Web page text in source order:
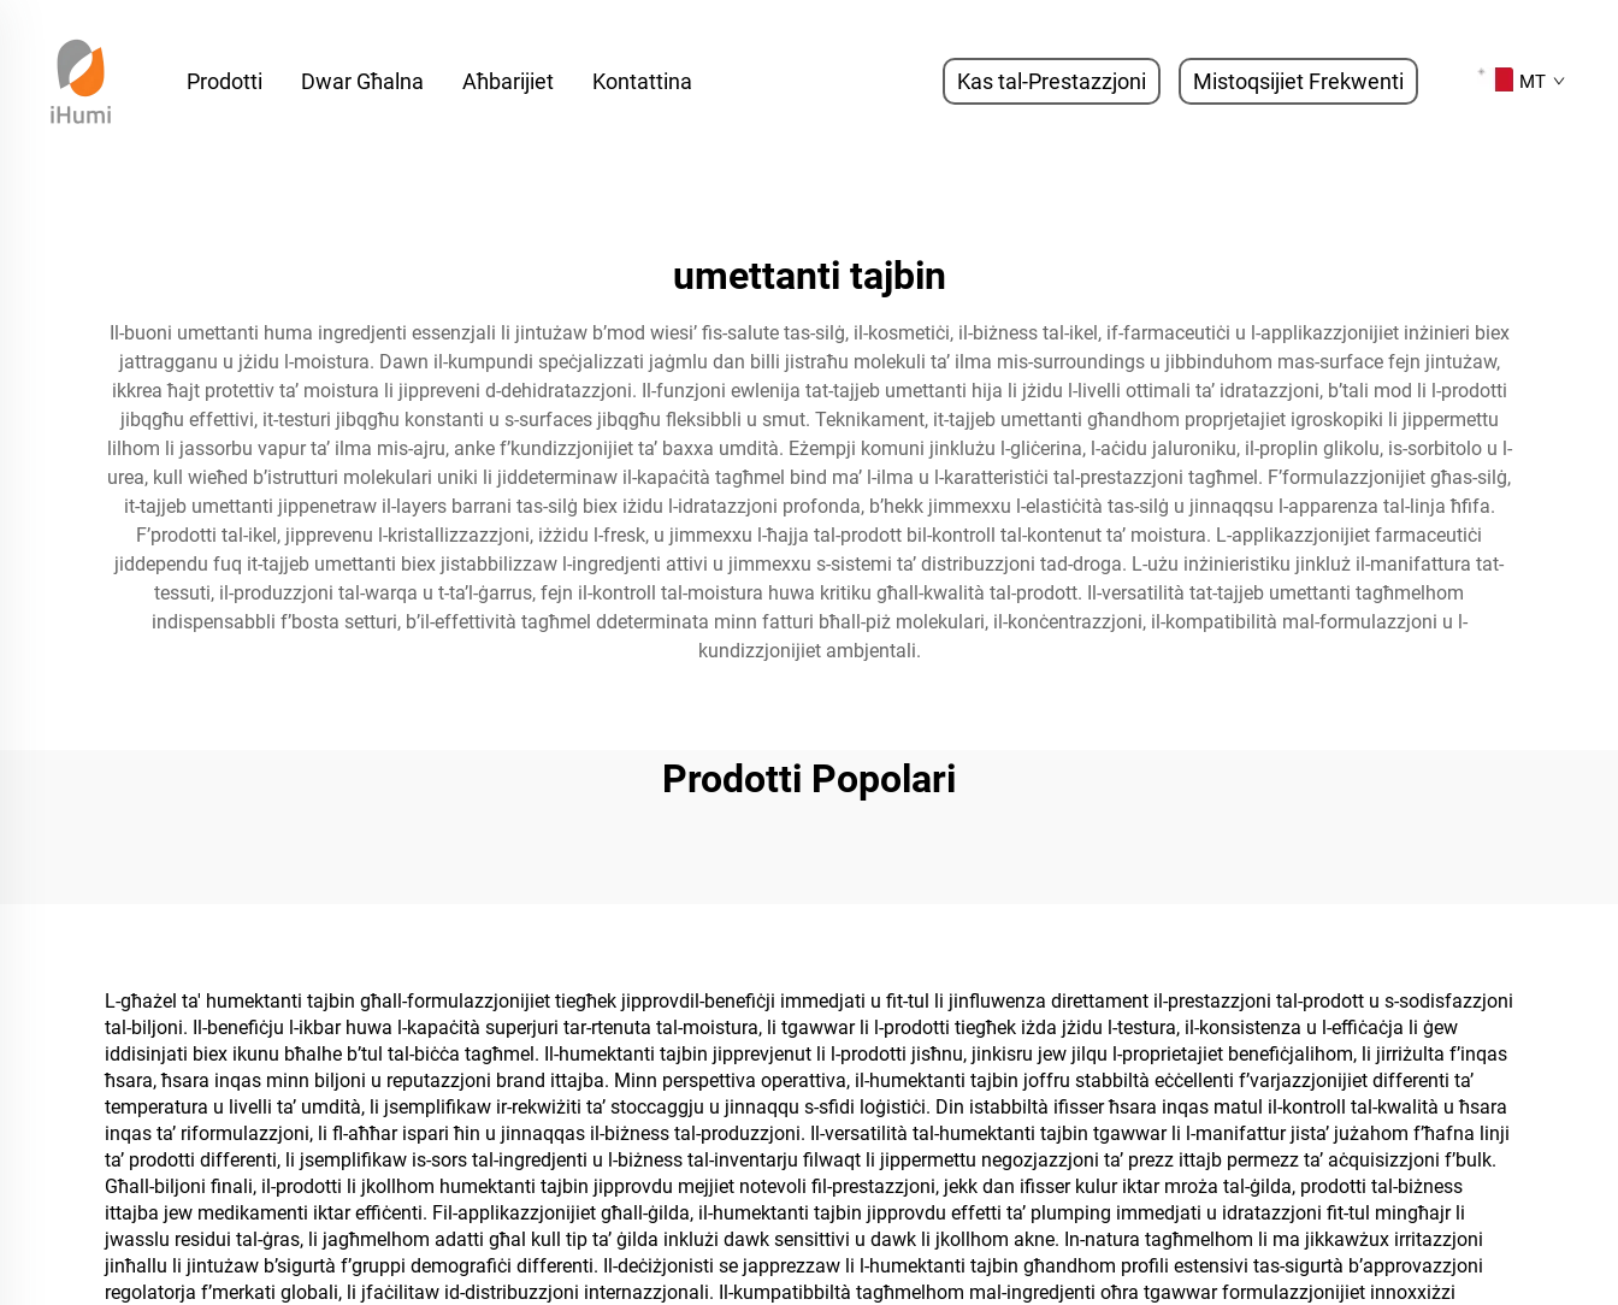
Prodotti Dwar Għalna Aħbarijiet Kontattina Kas tal-Prestazzjoni Mistoqsijiet Frekwenti MT
umettanti tajbin
Il-buoni umettanti huma ingredjenti essenzjali li jintużaw b’mod wiesi’ fis-salute tas-silġ, il-kosmetiċi, il-biżness tal-ikel, if-farmaceutiċi u l-applikazzjonijiet inżinieri biex
jattragganu u jżidu l-moistura. Dawn il-kumpundi speċjalizzati jaġmlu dan billi jistraħu molekuli ta’ ilma mis-surroundings u jibbinduhom mas-surface fejn jintużaw,
ikkrea ħajt protettiv ta’ moistura li jippreveni d-dehidratazzjoni. Il-funzjoni ewlenija tat-tajjeb umettanti hija li jżidu l-livelli ottimali ta’ idratazzjoni, b’tali mod li l-prodotti
jibqgħu effettivi, it-testuri jibqgħu konstanti u s-surfaces jibqgħu fleksibbli u smut. Teknikament, it-tajjeb umettanti għandhom proprjetajiet igroskopiki li jippermettu
lilhom li jassorbu vapur ta’ ilma mis-ajru, anke f’kundizzjonijiet ta’ baxxa umdità. Eżempji komuni jinklużu l-gliċerina, l-aċidu jaluroniku, il-proplin glikolu, is-sorbitolo u l-
urea, kull wieħed b’istrutturi molekulari uniki li jiddeterminaw il-kapaċità tagħmel bind ma’ l-ilma u l-karatteristiċi tal-prestazzjoni tagħmel. F’formulazzjonijiet għas-silġ,
it-tajjeb umettanti jippenetraw il-layers barrani tas-silġ biex iżidu l-idratazzjoni profonda, b’hekk jimmexxu l-elastiċità tas-silġ u jinnaqqsu l-apparenza tal-linja ħfifa.
F’prodotti tal-ikel, jipprevenu l-kristallizzazzjoni, iżżidu l-fresk, u jimmexxu l-ħajja tal-prodott bil-kontroll tal-kontenut ta’ moistura. L-applikazzjonijiet farmaceutiċi
jiddependu fuq it-tajjeb umettanti biex jistabbilizzaw l-ingredjenti attivi u jimmexxu s-sistemi ta’ distribuzzjoni tad-droga. L-użu inżinieristiku jinkluż il-manifattura tat-
tessuti, il-produzzjoni tal-warqa u t-ta’l-ġarrus, fejn il-kontroll tal-moistura huwa kritiku għall-kwalità tal-prodott. Il-versatilità tat-tajjeb umettanti tagħmelhom
indispensabbli f’bosta setturi, b’il-effettività tagħmel ddeterminata minn fatturi bħall-piż molekulari, il-konċentrazzjoni, il-kompatibilità mal-formulazzjoni u l-
kundizzjonijiet ambjentali.
Prodotti Popolari
L-għażel ta' humektanti tajbin għall-formulazzjonijiet tiegħek jipprovdil-benefiċji immedjati u fit-tul li jinfluwenza direttament il-prestazzjoni tal-prodott u s-sodisfazzjoni
tal-biljoni. Il-benefiċju l-ikbar huwa l-kapaċità superjuri tar-rtenuta tal-moistura, li tgawwar li l-prodotti tiegħek iżda jżidu l-testura, il-konsistenza u l-effiċaċja li ġew
iddisinjati biex ikunu bħalhe b’tul tal-biċċa tagħmel. Il-humektanti tajbin jipprevjenut li l-prodotti jisħnu, jinkisru jew jilqu l-proprietajiet benefiċjalihom, li jirriżulta f’inqas
ħsara, ħsara inqas minn biljoni u reputazzjoni brand ittajba. Minn perspettiva operattiva, il-humektanti tajbin joffru stabbiltà eċċellenti f’varjazzjonijiet differenti ta’
temperatura u livelli ta’ umdità, li jsemplifikaw ir-rekwiżiti ta’ stoccaggju u jinnaqqu s-sfidi loġistiċi. Din istabbiltà ifisser ħsara inqas matul il-kontroll tal-kwalità u ħsara
inqas ta’ riformulazzjoni, li fl-aħħar ispari ħin u jinnaqqas il-biżness tal-produzzjoni. Il-versatilità tal-humektanti tajbin tgawwar li l-manifattur jista’ jużahom f’ħafna linji
ta’ prodotti differenti, li jsemplifikaw is-sors tal-ingredjenti u l-biżness tal-inventarju filwaqt li jippermettu negozjazzjoni ta’ prezz ittajb permezz ta’ aċquisizzjoni f’bulk.
Għall-biljoni finali, il-prodotti li jkollhom humektanti tajbin jipprovdu mejjiet notevoli fil-prestazzjoni, jekk dan ifisser kulur iktar mroża tal-ġilda, prodotti tal-biżness
ittajba jew medikamenti iktar effiċenti. Fil-applikazzjonijiet għall-ġilda, il-humektanti tajbin jipprovdu effetti ta’ plumping immedjati u idratazzjoni fit-tul mingħajr li
jwasslu residui tal-ġras, li jagħmelhom adatti għal kull tip ta’ ġilda inklużi dawk sensittivi u dawk li jkollhom akne. In-natura tagħmelhom li ma jikkawżux irritazzjoni
jinħallu li jintużaw b’sigurtà f’gruppi demografiċi differenti. Il-deċiżjonisti se japprezzaw li l-humektanti tajbin għandhom profili estensivi tas-sigurtà b’approvazzjoni
regolatorja f’merkati globali, li jfaċilitaw id-distribuzzjoni internazzjonali. Il-kumpatibbiltà tagħmelhom mal-ingredjenti oħra tgawwar formulazzjonijiet innoxxiżzi